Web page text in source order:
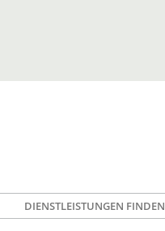
DIENSTLEISTUNGEN FINDEN